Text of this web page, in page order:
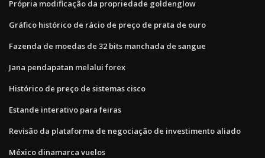
Própria modificação da propriedade goldenglow
Gráfico histórico de rácio de preço de prata de ouro
Fazenda de moedas de 32 bits manchada de sangue
Jana pendapatan melalui forex
Histórico de preço de sistemas cisco
Estande interativo para feiras
Revisão da plataforma de negociação de investimento aliado
México dinamarca vuelos